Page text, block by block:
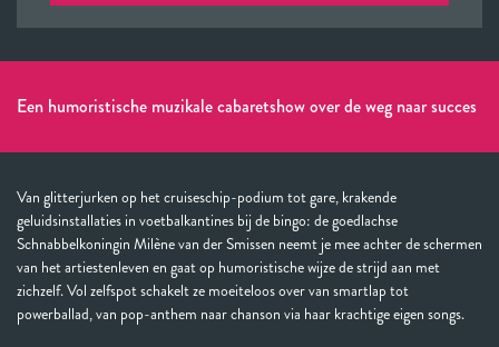
Een humoristische muzikale cabaretshow over de weg naar succes
Van glitterjurken op het cruiseschip-podium tot gare, krakende
geluidsinstallaties in voetbalkantines bij de bingo: de goedlachse
Schnabbelkoningin Milène van der Smissen neemt je mee achter de schermen
van het artiestenleven en gaat op humoristische wijze de strijd aan met
zichzelf. Vol zelfspot schakelt ze moeiteloos over van smartlap tot
powerballad, van pop-anthem naar chanson via haar krachtige eigen songs.